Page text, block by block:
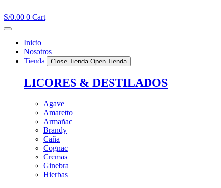
al
contenido
S/0.00 0 Cart
Inicio
Nosotros
Tienda
Close Tienda Open Tienda
LICORES & DESTILADOS
Agave
Amaretto
Armañac
Brandy
Caña
Cognac
Cremas
Ginebra
Hierbas